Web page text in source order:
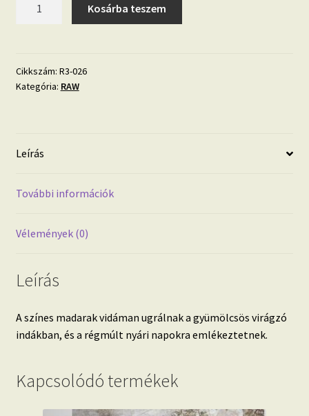
fotótapéta
mennyiség
Kosárba teszem
Cikkszám: R3-026
Kategória: RAW
Leírás
További információk
Vélemények (0)
Leírás
A színes madarak vidáman ugrálnak a gyümölcsös virágzó
indákban, és a régmúlt nyári napokra emlékeztetnek.
Kapcsolódó termékek